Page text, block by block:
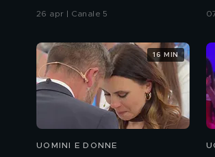
Chiatti"
26 apr | Canale 5
UOMINI E DONNE
16 MIN